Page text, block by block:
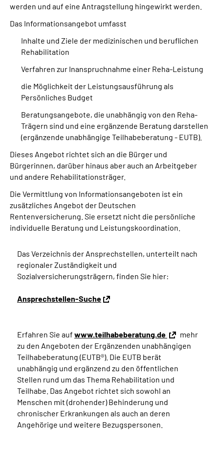
Inhalte in Gebärdensprache (DGS)
Leichte Sprache
Mein Kundenportal
werden und auf eine Antragstellung hingewirkt werden.
Das Informationsangebot umfasst
Inhalte und Ziele der medizinischen und beruflichen
Rehabilitation
Verfahren zur Inanspruchnahme einer Reha-Leistung
die Möglichkeit der Leistungsausführung als
Persönliches Budget
Beratungsangebote, die unabhängig von den Reha-
Trägern sind und eine ergänzende Beratung darstellen
(ergänzende unabhängige Teilhabeberatung - EUTB).
Dieses Angebot richtet sich an die Bürger und
Bürgerinnen, darüber hinaus aber auch an Arbeitgeber
und andere Rehabilitationsträger.
Die Vermittlung von Informationsangeboten ist ein
zusätzliches Angebot der Deutschen
Rentenversicherung. Sie ersetzt nicht die persönliche
individuelle Beratung und Leistungskoordination.
Das Verzeichnis der Ansprechstellen, unterteilt nach
regionaler Zuständigkeit und
Sozialversicherungsträgern, finden Sie hier:
Ansprechstellen-Suche
Erfahren Sie auf www.teilhabeberatung.de
mehr
zu den Angeboten der Ergänzenden unabhängigen
Teilhabeberatung (EUTB®). Die EUTB berät
unabhängig und ergänzend zu den öffentlichen
Stellen rund um das Thema Rehabilitation und
Teilhabe. Das Angebot richtet sich sowohl an
Menschen mit (drohender) Behinderung und
chronischer Erkrankungen als auch an deren
Angehörige und weitere Bezugspersonen.